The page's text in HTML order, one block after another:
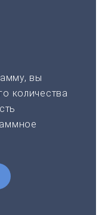
вы
количества